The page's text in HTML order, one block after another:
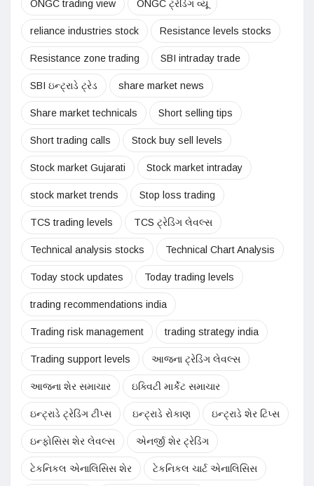
ONGC trading view ONGC ટ્રેડિંગ વ્યૂ
reliance industries stock Resistance levels stocks
Resistance zone trading SBI intraday trade
SBI ઇન્ટ્રાડે ટ્રેડ share market news
Share market technicals Short selling tips
Short trading calls Stock buy sell levels
Stock market Gujarati Stock market intraday
stock market trends Stop loss trading
TCS trading levels TCS ટ્રેડિંગ લેવલ્સ
Technical analysis stocks Technical Chart Analysis
Today stock updates Today trading levels
trading recommendations india
Trading risk management trading strategy india
Trading support levels આજના ટ્રેડિંગ લેવલ્સ
આજના શેર સમાચાર ઇક્વિટી માર્કેટ સમાચાર
ઇન્ટ્રાડે ટ્રેડિંગ ટીપ્સ ઇન્ટ્રાડે રોકાણ ઇન્ટ્રાડે શેર ટિપ્સ
ઇન્ફોસિસ શેર લેવલ્સ એનર્જી શેર ટ્રેડિંગ
ટેકનિકલ એનાલિસિસ શેર ટેકનિકલ ચાર્ટ એનાલિસિસ